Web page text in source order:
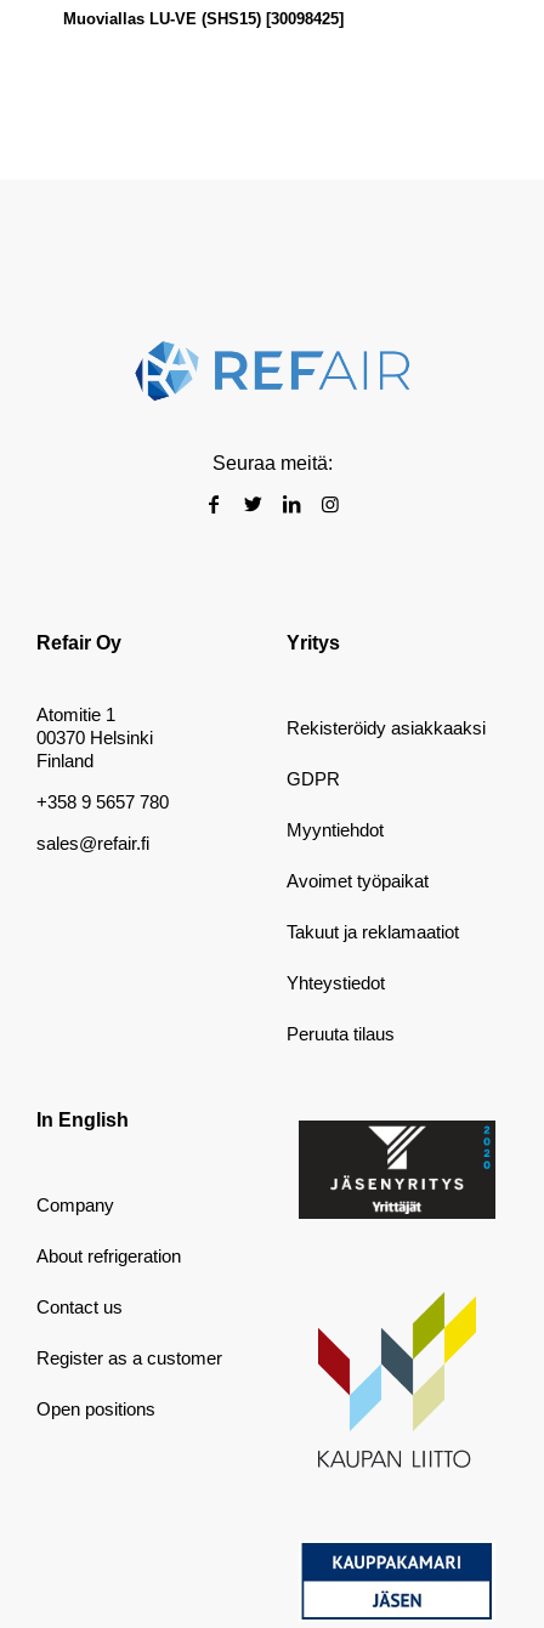
Muoviallas LU-VE (SHS15) [30098425]
Seuraa meitä:
Refair Oy
Atomitie 1
00370 Helsinki
Finland
+358 9 5657 780
sales@refair.fi
Yritys
Rekisteröidy asiakkaaksi
GDPR
Myyntiehdot
Avoimet työpaikat
Takuut ja reklamaatiot
Yhteystiedot
Peruuta tilaus
In English
Company
About refrigeration
Contact us
Register as a customer
Open positions